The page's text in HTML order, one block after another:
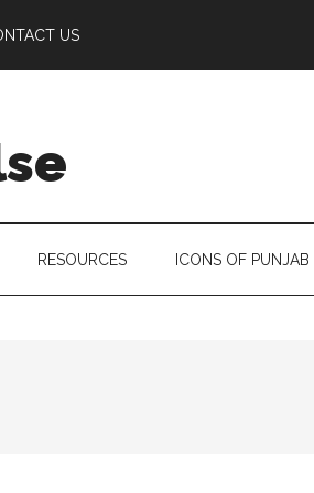
US
RESOURCES ICONS OF PUNJAB